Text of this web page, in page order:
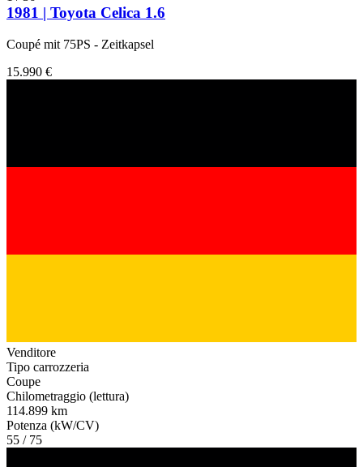
1981 | Toyota Celica 1.6
Coupé mit 75PS - Zeitkapsel
15.990 €
Venditore
Tipo carrozzeria
Coupe
Chilometraggio (lettura)
114.899 km
Potenza (kW/CV)
55 / 75